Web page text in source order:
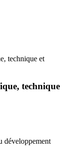
technique et
technique
développement